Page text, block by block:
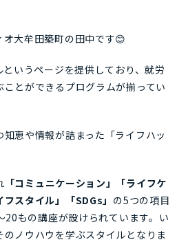
大牟田築町の田中です😊
いうページを提供しており、就労
とができるプログラムが揃ってい
恵や情報が詰まった「ライフハッ
「コミュニケーション」「ライフケ
スタイル」「SDGs」 の5つの項目
20もの講座が設けられています。い
ノウハウを学ぶスタイルとなりま